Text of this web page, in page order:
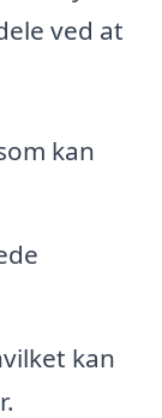
ved at
kan
kan